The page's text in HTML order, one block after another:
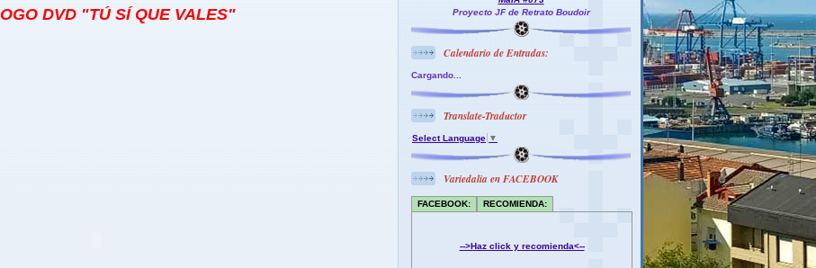
DVD "TÚ SÍ QUE VALES"
Proyecto JF de Retrato Boudoir
Calendario de Entradas:
Cargando...
Translate-Traductor
Select Language ▼
Variedalia en FACEBOOK
FACEBOOK: RECOMIENDA:
-->Haz click y recomienda<--